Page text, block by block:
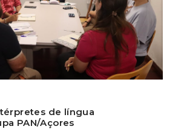
de língua
PAN/Açores